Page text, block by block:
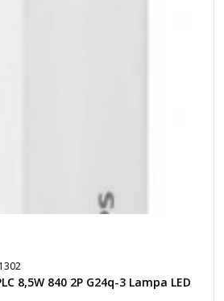
8,5W 840 2P G24q-3 Lampa LED